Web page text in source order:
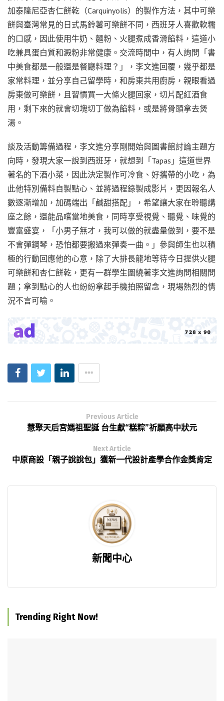
加泰隆尼亞杏仁餅乾（Carquinyolis）的製作方法，其中可樂
餅與臺灣常見的日式馬鈴薯可樂餅不同，西班牙人喜歡軟糯
的口感，因此使用牛奶、麵粉、火腿煮成香滑餡料，這道小
吃兼具蛋白質和澱粉非常健康。交流時間中，有人詢問「書
中美食都是一般還是餐廳料理？」，李文進回覆，幾乎都是
家常料理，並分享自己留學時，和房東共用廚房，親眼看過
房東做可樂餅，且習慣買一大條火腿回家，切片配紅酒食
用，剩下來的就會切塊切丁做為餡料，或是將骨頭拿去煲
湯。
談及活動籌備過程，李文進分享剛開始與圖書館討論主題方
向時，發現大家一說到西班牙，就想到「Tapas」這道世界
著名的下酒小菜，因此決定製作可冷食、好攜帶的小吃，為
此他特別備料自製點心、並將過程錄製成影片，更因報名人
數逐漸增加，加碼端出「鹹甜搭配」，希望讓大家在聆聽講
座之餘，還能品嚐當地美食，同時享受視覺、聽覺、味覺的
豐富盛宴，「小男子無才，我可以做的就盡量做到，要不是
不會彈鋼琴，恐怕都要搬過來彈奏一曲。」參與師生也以積
極的行動回應他的心意，除了大排長龍地等待今日提供火腿
可樂餅和杏仁餅乾，更有一群學生圍繞著李文進詢問相關問
題；拿到點心的人也紛紛拿起手機拍照留念，現場熱烈的情
況不言可喻。
Previous Article
慧聚天后宮媽祖聖誕 台生獻“糕粽”祈願高中狀元
Next Article
中原商設「親子說說包」獲新一代設計產學合作金獎肯定
新聞中心
Trending Right Now!